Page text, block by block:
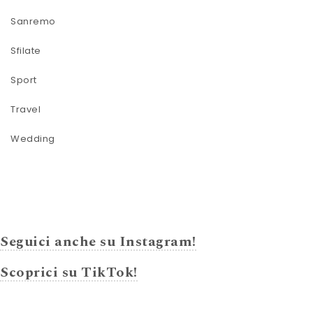
Sanremo
Sfilate
Sport
Travel
Wedding
Seguici anche su Instagram!
Scoprici su TikTok!